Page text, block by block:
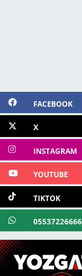
FACEBOOK
X
INSTAGRAM
YOUTUBE
TIKTOK
05537226666